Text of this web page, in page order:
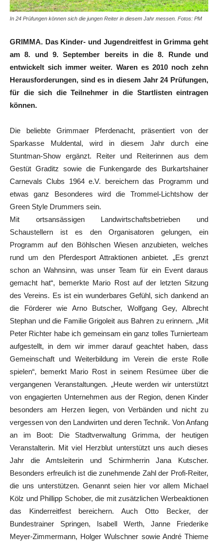
In 24 Prüfungen können sich die jungen Reiter in diesem Jahr messen. Fotos: PM
GRIMMA. Das Kinder- und Jugendreitfest in Grimma geht
am 8. und 9. September bereits in die 8. Runde und
entwickelt sich immer weiter. Waren es 2010 noch zehn
Herausforderungen, sind es in diesem Jahr 24 Prüfungen,
für die sich die Teilnehmer in die Startlisten eintragen
können.
Die beliebte Grimmaer Pferdenacht, präsentiert von der
Sparkasse Muldental, wird in diesem Jahr durch eine
Stuntman-Show ergänzt. Reiter und Reiterinnen aus dem
Gestüt Graditz sowie die Funkengarde des Burkartshainer
Carnevals Clubs 1964 e.V. bereichern das Programm und
etwas ganz Besonderes wird die Trommel-Lichtshow der
Green Style Drummers sein.
Mit ortsansässigen Landwirtschaftsbetrieben und
Schaustellern ist es den Organisatoren gelungen, ein
Programm auf den Böhlschen Wiesen anzubieten, welches
rund um den Pferdesport Attraktionen anbietet. „Es grenzt
schon an Wahnsinn, was unser Team für ein Event daraus
gemacht hat“, bemerkte Mario Rost auf der letzten Sitzung
des Vereins. Es ist ein wunderbares Gefühl, sich dankend an
die Förderer wie Arno Butscher, Wolfgang Gey, Albrecht
Stephan und die Familie Grigoleit aus Bahren zu erinnern. „Mit
Peter Richter habe ich gemeinsam ein ganz tolles Turnierteam
aufgestellt, in dem wir immer darauf geachtet haben, dass
Gemeinschaft und Weiterbildung im Verein die erste Rolle
spielen“, bemerkt Mario Rost in seinem Resümee über die
vergangenen Veranstaltungen. „Heute werden wir unterstützt
von engagierten Unternehmen aus der Region, denen Kinder
besonders am Herzen liegen, von Verbänden und nicht zu
vergessen von den Landwirten und deren Technik. Von Anfang
an im Boot: Die Stadtverwaltung Grimma, der heutigen
Veranstalterin. Mit viel Herzblut unterstützt uns auch dieses
Jahr die Amtsleiterin und Schirmherrin Jana Kutscher.
Besonders erfreulich ist die zunehmende Zahl der Profi-Reiter,
die uns unterstützen. Genannt seien hier vor allem Michael
Kölz und Phillipp Schober, die mit zusätzlichen Werbeaktionen
das Kinderreitfest bereichern. Auch Otto Becker, der
Bundestrainer Springen, Isabell Werth, Janne Friederike
Meyer-Zimmermann, Holger Wulschner sowie André Thieme